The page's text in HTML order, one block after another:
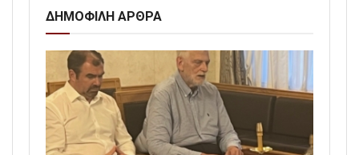
ΔΗΜΟΦΙΛΗ ΑΡΘΡΑ